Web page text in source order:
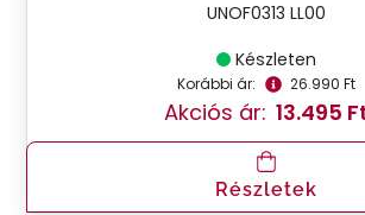
UNOF0313 LL00
Készleten
Korábbi ár: 26.990 Ft
Akciós ár: 13.495
Részletek